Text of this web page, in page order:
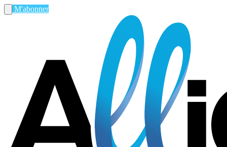
M'abonner